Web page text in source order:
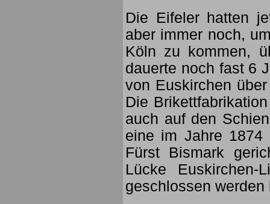
Die Eifeler hatten
aber immer noch,
Köln zu kommen,
dauerte noch fast 6
von Euskirchen
Die
auch auf den
eine im Jahre 1874
Fürst Bismark
Lücke
geschlossen werden